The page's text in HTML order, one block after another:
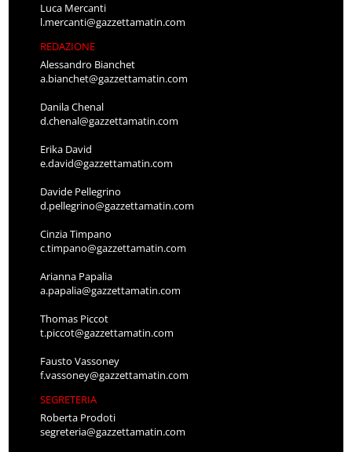
Luca Mercanti
l.mercanti@gazzettamatin.com
REDAZIONE
Alessandro Bianchet
a.bianchet@gazzettamatin.com
Danila Chenal
d.chenal@gazzettamatin.com
Erika David
e.david@gazzettamatin.com
Davide Pellegrino
d.pellegrino@gazzettamatin.com
Cinzia Timpano
c.timpano@gazzettamatin.com
Arianna Papalia
a.papalia@gazzettamatin.com
Thomas Piccot
t.piccot@gazzettamatin.com
Fausto Vassoney
f.vassoney@gazzettamatin.com
SEGRETERIA
Roberta Prodoti
segreteria@gazzettamatin.com